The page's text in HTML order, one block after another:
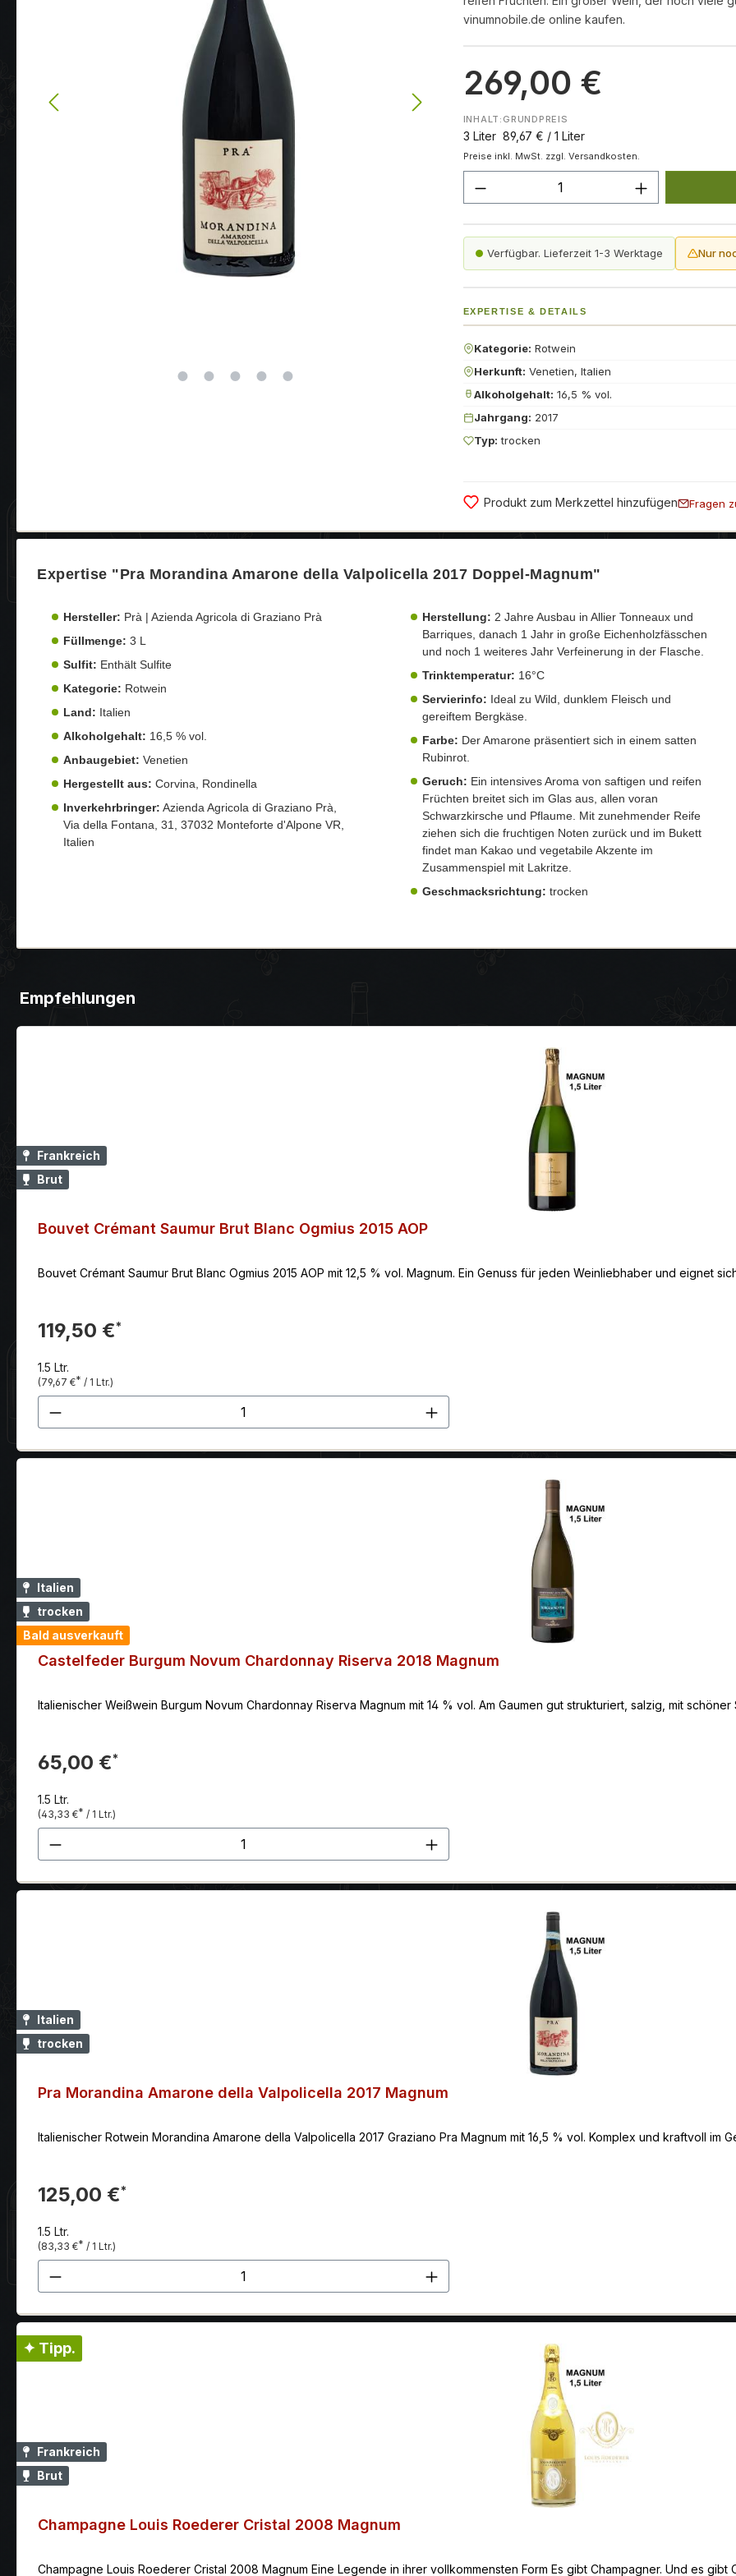
vinumnobile.de online kaufen.
269,00 €
INHALT:
3 Liter
GRUNDPREIS
89,67 € / 1 Liter
Preise inkl. MwSt. zzgl. Versandkosten.
Produkt Anzahl: Gib den
Verfügbar. Lieferzeit 1-3 Werktage Nur
EXPERTISE & DETAILS
Kategorie: Rotwein
Herkunft: Venetien, Italien
Alkoholgehalt: 16,5 % vol.
Jahrgang: 2017
Typ: trocken
Produkt zum Merkzettel hinzufügen Fragen
Expertise "Pra Morandina Amarone della Valpolicella 2017 Doppel-Magnum"
Hersteller: Prà | Azienda Agricola di Graziano Prà
Füllmenge: 3 L
Sulfit: Enthält Sulfite
Kategorie: Rotwein
Land: Italien
Alkoholgehalt: 16,5 % vol.
Anbaugebiet: Venetien
Hergestellt aus: Corvina, Rondinella
Inverkehrbringer: Azienda Agricola di Graziano Prà,
Via della Fontana, 31, 37032 Monteforte d'Alpone VR,
Italien
Herstellung: 2 Jahre Ausbau in Allier Tonneaux und
Barriques, danach 1 Jahr in große Eichenholzfässchen
und noch 1 weiteres Jahr Verfeinerung in der Flasche.
Trinktemperatur: 16°C
Servierinfo: Ideal zu Wild, dunklem Fleisch und
gereiftem Bergkäse.
Farbe: Der Amarone präsentiert sich in einem satten
Rubinrot.
Geruch: Ein intensives Aroma von saftigen und reifen
Früchten breitet sich im Glas aus, allen voran
Schwarzkirsche und Pflaume. Mit zunehmender Reife
ziehen sich die fruchtigen Noten zurück und im Bukett
findet man Kakao und vegetabile Akzente im
Zusammenspiel mit Lakritze.
Geschmacksrichtung: trocken
Empfehlungen
Frankreich
Brut
Bouvet Crémant Saumur Brut Blanc Ogmius 2015 AOP
Bouvet Crémant Saumur Brut Blanc Ogmius 2015 AOP mit 12,5 % vol. Magnum. Ein Genuss für jeden Weinliebhaber und eignet
119,50 €*
1.5 Ltr.
(79,67 €* / 1 Ltr.)
Produkt Anzahl: Gib den gewünschten Wert ein oder benutze die
Italien
trocken
Bald ausverkauft
Castelfeder Burgum Novum Chardonnay Riserva 2018 Magnum
Italienischer Weißwein Burgum Novum Chardonnay Riserva Magnum mit 14 % vol. Am Gaumen gut strukturiert, salzig, mit schöner
65,00 €*
1.5 Ltr.
(43,33 €* / 1 Ltr.)
Produkt Anzahl: Gib den gewünschten Wert ein oder benutze die
Italien
trocken
Pra Morandina Amarone della Valpolicella 2017 Magnum
Italienischer Rotwein Morandina Amarone della Valpolicella 2017 Graziano Pra Magnum mit 16,5 % vol. Komplex und kraftvoll im
125,00 €*
1.5 Ltr.
(83,33 €* / 1 Ltr.)
Produkt Anzahl: Gib den gewünschten Wert ein oder benutze die
✦ Tipp.
Frankreich
Brut
Champagne Louis Roederer Cristal 2008 Magnum
Champagne Louis Roederer Cristal 2008 Magnum Eine Legende in ihrer vollkommensten Form Es gibt Champagner. Und es